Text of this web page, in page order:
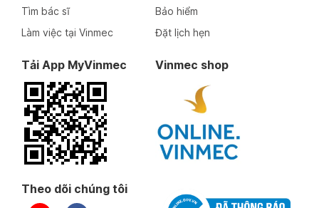
Tìm bác sĩ
Làm việc tại Vinmec
Bảo hiểm
Đặt lịch hẹn
Tải App MyVinmec Vinmec shop
Theo dõi chúng tôi